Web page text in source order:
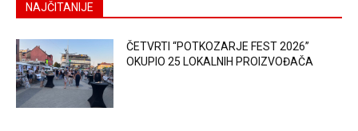
NAJČITANIJE
ČETVRTI “POTKOZARJE FEST 2026”
OKUPIO 25 LOKALNIH PROIZVOĐAČA